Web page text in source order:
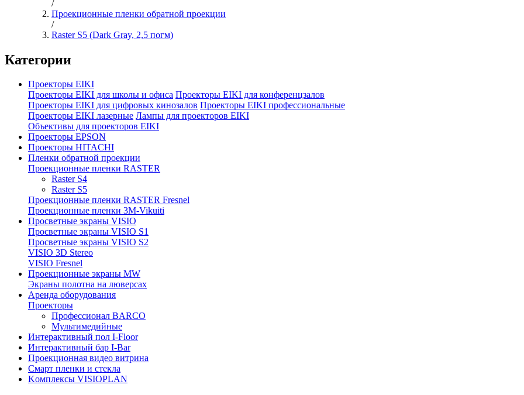
/
Проекционные пленки обратной проекции
/
Raster S5 (Dark Gray, 2,5 погм)
Категории
Проекторы EIKI
Проекторы EIKI для школы и офиса Проекторы EIKI для конференцзалов
Проекторы EIKI для цифровых кинозалов Проекторы EIKI профессиональные
Проекторы EIKI лазерные Лампы для проекторов EIKI
Объективы для проекторов EIKI
Проекторы EPSON
Проекторы HITACHI
Пленки обратной проекции
Проекционные пленки RASTER
Raster S4
Raster S5
Проекционные пленки RASTER Fresnel
Проекционные пленки 3M-Vikuiti
Просветные экраны VISIO
Просветные экраны VISIO S1
Просветные экраны VISIO S2
VISIO 3D Stereo
VISIO Fresnel
Проекционные экраны MW
Экраны полотна на люверсах
Аренда оборудования
Проекторы
Профессионал BARCO
Мультимедийные
Интерактивный пол I-Floor
Интерактивный бар I-Bar
Проекционная видео витрина
Смарт пленки и стекла
Kомплексы VISIOPLAN